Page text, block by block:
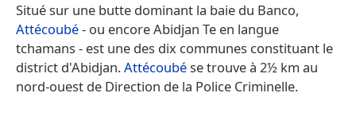
Situé sur une butte dominant la baie du Banco,
Attécoubé- ou encore Abidjan Te en langue
tchamans - est une des dix communes constituant le
district d'Abidjan.Attécoubése trouve à 2½ km au
nord-ouest de Direction de la Police Criminelle.